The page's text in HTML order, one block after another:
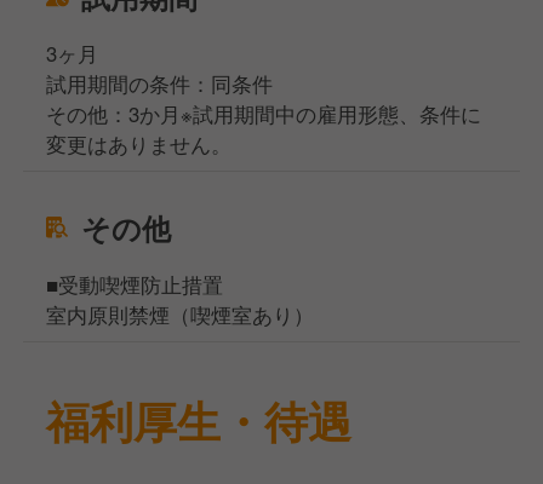
3ヶ月
試用期間の条件：同条件
その他：3か月※試用期間中の雇用形態、条件に
変更はありません。
その他
■受動喫煙防止措置
室内原則禁煙（喫煙室あり）
福利厚生・待遇